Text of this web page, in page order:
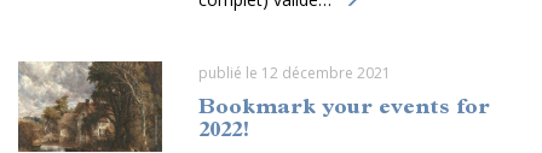
publié le 12 décembre 2021
Bookmark your events for
2022!